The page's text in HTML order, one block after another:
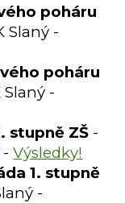
poháru
Slaný -
poháru
Slaný -
stupně ZŠ -
-Výsledky!
1. stupně
-